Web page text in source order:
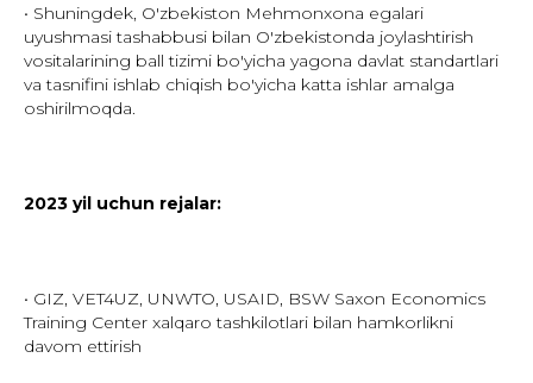
• Shuningdek, O'zbekiston Mehmonxona egalari
uyushmasi tashabbusi bilan O'zbekistonda joylashtirish
vositalarining ball tizimi bo'yicha yagona davlat standartlari
va tasnifini ishlab chiqish bo'yicha katta ishlar amalga
oshirilmoqda.
2023 yil uchun rejalar:
• GIZ, VET4UZ, UNWTO, USAID, BSW Saxon Economics
Training Center xalqaro tashkilotlari bilan hamkorlikni
davom ettirish